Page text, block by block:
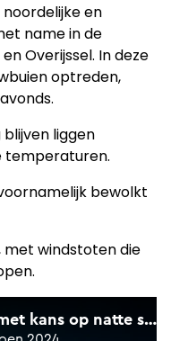
noordelijke en
name in de
Overijssel. In deze
optreden,
liggen
temperaturen.
bewolkt
met windstoten die